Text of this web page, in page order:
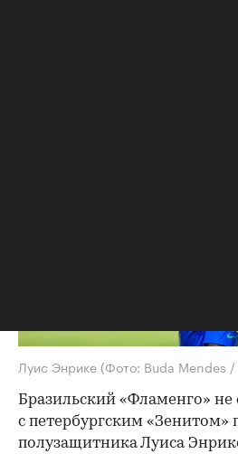
Луис Энрике (Фото: Buda Mendes
Бразильский «Фламенго» не
с петербургским «Зенитом»
полузащитника Луиса